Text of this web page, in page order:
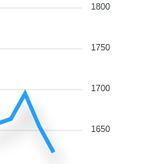
1800
1750
1700
1650